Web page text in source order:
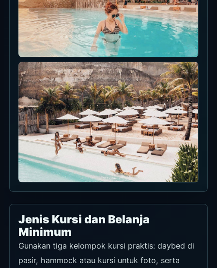
Jenis Kursi dan Belanja
Minimum
Gunakan tiga kelompok kursi praktis: daybed di
pasir, hammock atau kursi untuk foto, serta